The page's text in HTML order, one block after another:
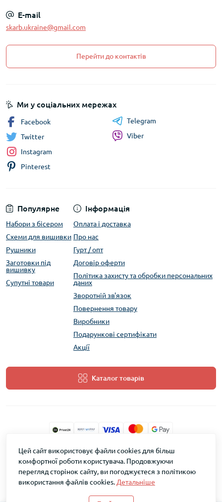
E-mail
skarb.ukraine@gmail.com
Перейти до контактів
Популярне
Набори з бісером
Схеми для вишивки
Рушники
Заготовки під
вишивку
Супутні товари
Інформація
Оплата і доставка
Про нас
Гурт / опт
Договір оферти
Політика захисту та обробки персональних
даних
Зворотній зв'язок
Повернення товару
Виробники
Подарункові сертифікати
Акції
Каталог товарів
Ми у соціальних мережах
Facebook
Twitter
Instagram
Pinterest
Telegram
Viber
ТМ Скарб © 2026
Цей сайт використовує файли cookies для більш
комфортної роботи користувача. Продовжуючи
перегляд сторінок сайту, ви погоджуєтеся з політикою
використання файлів cookies. Детальніше